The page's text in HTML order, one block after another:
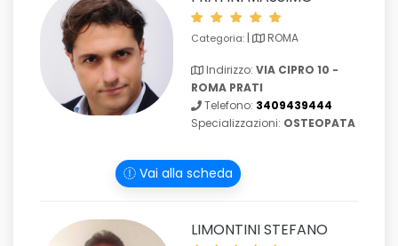
Categoria:| ROMA
Indirizzo: VIA CIPRO 10 -
ROMA PRATI
Telefono: 3409439444
Specializzazioni: OSTEOPATA
Vai alla scheda
LIMONTINI STEFANO